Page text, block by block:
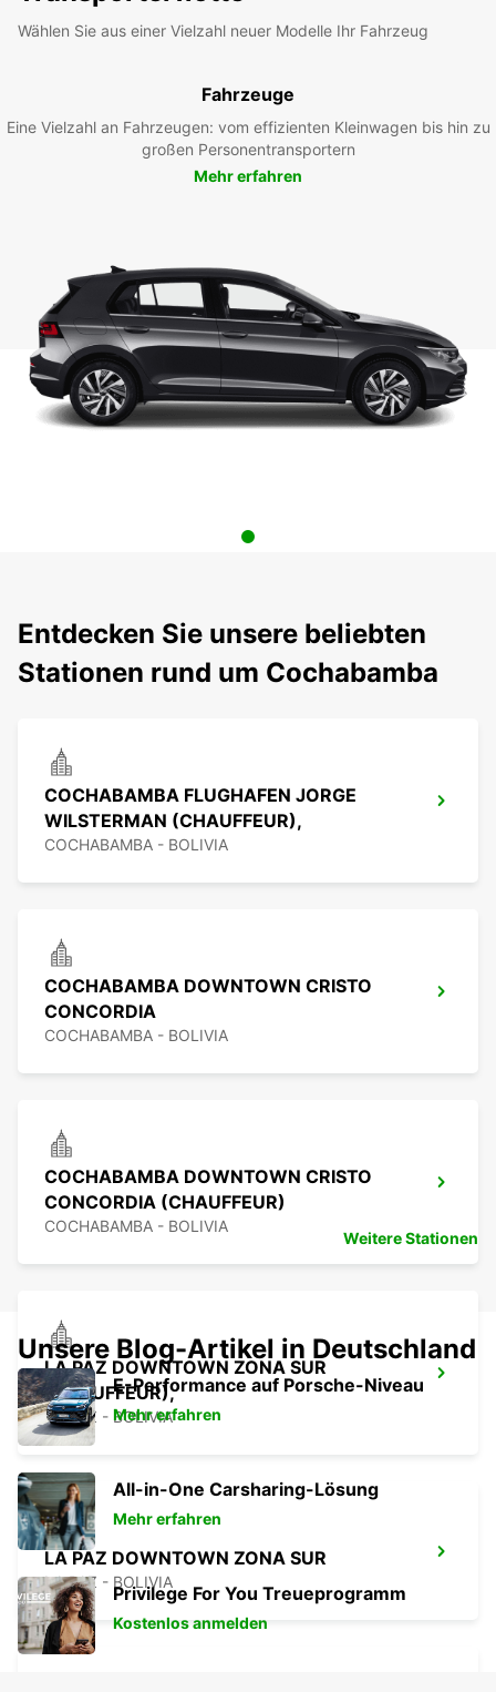
Wählen Sie aus einer Vielzahl neuer Modelle Ihr Fahrzeug
Fahrzeuge
Eine Vielzahl an Fahrzeugen: vom effizienten Kleinwagen bis hin zu
großen Personentransportern
Mehr erfahren
Entdecken Sie unsere beliebten
Stationen rund um Cochabamba
COCHABAMBA FLUGHAFEN JORGE
WILSTERMAN (CHAUFFEUR),
COCHABAMBA - BOLIVIA
COCHABAMBA DOWNTOWN CRISTO
CONCORDIA
COCHABAMBA - BOLIVIA
COCHABAMBA DOWNTOWN CRISTO
CONCORDIA (CHAUFFEUR)
COCHABAMBA - BOLIVIA
LA PAZ DOWNTOWN ZONA SUR
(CHAUFFEUR),
LA PAZ - BOLIVIA
LA PAZ DOWNTOWN ZONA SUR
LA PAZ - BOLIVIA
Weitere Stationen
Unsere Blog-Artikel in Deutschland
E-Performance auf Porsche-Niveau
Mehr erfahren
All-in-One Carsharing-Lösung
Mehr erfahren
Privilege For You Treueprogramm
Kostenlos anmelden